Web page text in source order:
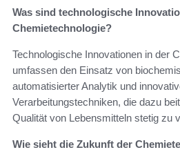
Was sind technologische
Chemietechnologie?
Technologische Innovationen in der
umfassen den Einsatz von
automatisierter Analytik und
Verarbeitungstechniken, die dazu
Qualität von Lebensmitteln stetig zu
Wie sieht die Zukunft der